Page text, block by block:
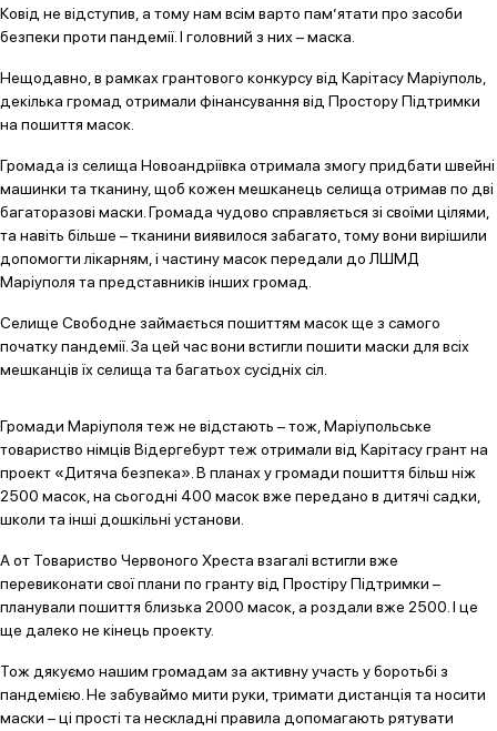
Ковід не відступив, а тому нам всім варто пам’ятати про засоби
безпеки проти пандемії. І головний з них – маска.
Нещодавно, в рамках грантового конкурсу від Карітасу Маріуполь,
декілька громад отримали фінансування від Простору Підтримки
на пошиття масок.
Громада із селища Новоандріївка отримала змогу придбати швейні
машинки та тканину, щоб кожен мешканець селища отримав по дві
багаторазові маски. Громада чудово справляється зі своїми цілями,
та навіть більше – тканини виявилося забагато, тому вони вирішили
допомогти лікарням, і частину масок передали до ЛШМД
Маріуполя та представників інших громад.
Селище Свободне займається пошиттям масок ще з самого
початку пандемії. За цей час вони встигли пошити маски для всіх
мешканців їх селища та багатьох сусідніх сіл.
Громади Маріуполя теж не відстають – тож, Маріупольське
товариство німців Відергебурт теж отримали від Карітасу грант на
проект «Дитяча безпека». В планах у громади пошиття більш ніж
2500 масок, на сьогодні 400 масок вже передано в дитячі садки,
школи та інші дошкільні установи.
А от Товариство Червоного Хреста взагалі встигли вже
перевиконати свої плани по гранту від Простіру Підтримки –
планували пошиття близька 2000 масок, а роздали вже 2500. І це
ще далеко не кінець проекту.
Тож дякуємо нашим громадам за активну участь у боротьбі з
пандемією. Не забуваймо мити руки, тримати дистанція та носити
маски – ці прості та нескладні правила допомагають рятувати